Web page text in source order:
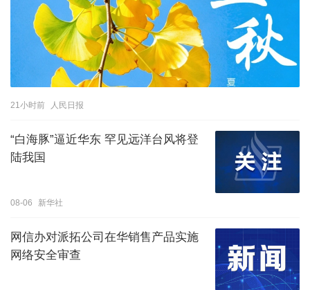
21小时前 人民日报
“白海豚”逼近华东 罕见远洋台风将登
陆我国
08-06 新华社
网信办对派拓公司在华销售产品实施
网络安全审查